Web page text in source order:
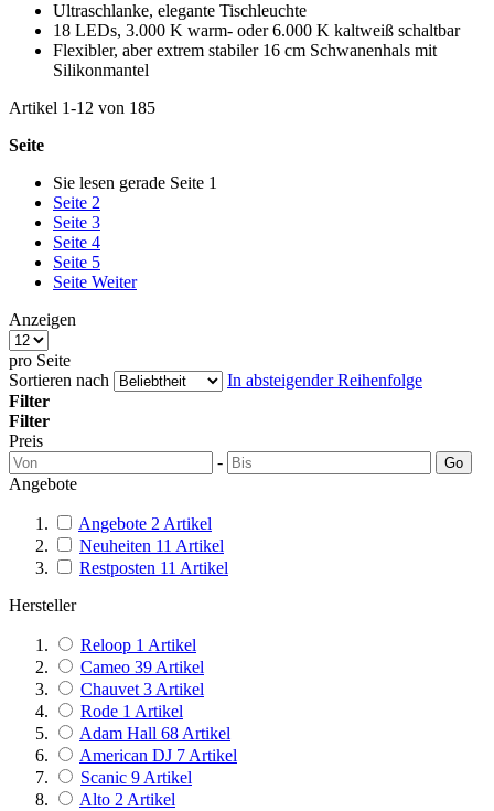
Ultraschlanke, elegante Tischleuchte
18 LEDs, 3.000 K warm- oder 6.000 K kaltweiß schaltbar
Flexibler, aber extrem stabiler 16 cm Schwanenhals mit
Silikonmantel
Artikel 1-12 von 185
Seite
Sie lesen gerade Seite 1
Seite 2
Seite 3
Seite 4
Seite 5
Seite Weiter
Anzeigen
pro Seite
Sortieren nach
In absteigender Reihenfolge
Filter
Filter
Preis
-
Go
Angebote
Angebote 2 Artikel
Neuheiten 11 Artikel
Restposten 11 Artikel
Hersteller
Reloop 1 Artikel
Cameo 39 Artikel
Chauvet 3 Artikel
Rode 1 Artikel
Adam Hall 68 Artikel
American DJ 7 Artikel
Scanic 9 Artikel
Alto 2 Artikel